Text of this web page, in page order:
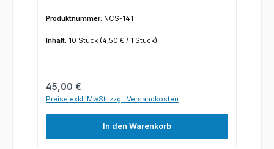
Produktnummer: NCS-141
Inhalt: 10 Stück (4,50 € / 1 Stück)
Regulärer Preis:
45,00 €
Preise exkl. MwSt. zzgl. Versandkosten
In den Warenkorb